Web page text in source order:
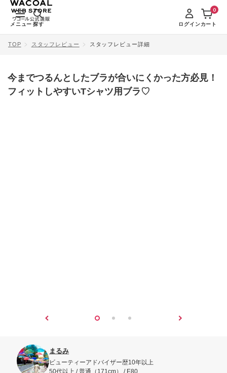
メニュー 探す ログインカート
0
TOP スタッフレビュー スタッフレビュー詳細
今までつるんとしたブラが合いにくかった方必見！
フィットしやすいTシャツ用ブラ♡
まるみ
ビューティーアドバイザー歴10年以上
50代以上 / 普通（171cm） / E80